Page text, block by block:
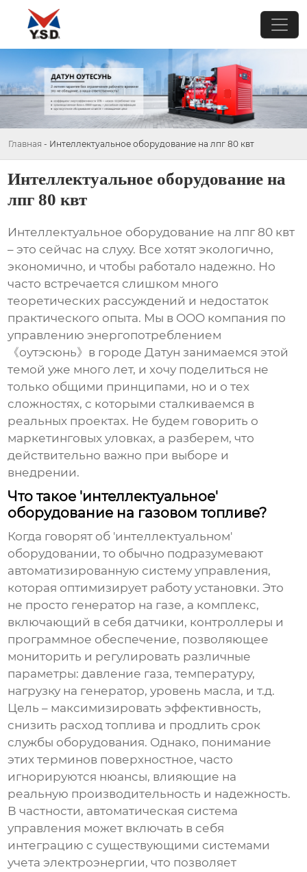
Главная - Интеллектуальное оборудование на лпг 80 квт
Интеллектуальное оборудование на
лпг 80 квт
Интеллектуальное оборудование на лпг 80 квт
– это сейчас на слуху. Все хотят экологично,
экономично, и чтобы работало надежно. Но
часто встречается слишком много
теоретических рассуждений и недостаток
практического опыта. Мы в OOO компания по
управлению энергопотреблением
《оутэсюнь》в городе Датун занимаемся этой
темой уже много лет, и хочу поделиться не
только общими принципами, но и о тех
сложностях, с которыми сталкиваемся в
реальных проектах. Не будем говорить о
маркетинговых уловках, а разберем, что
действительно важно при выборе и
внедрении.
Что такое 'интеллектуальное'
оборудование на газовом топливе?
Когда говорят об 'интеллектуальном'
оборудовании, то обычно подразумевают
автоматизированную систему управления,
которая оптимизирует работу установки. Это
не просто генератор на газе, а комплекс,
включающий в себя датчики, контроллеры и
программное обеспечение, позволяющее
мониторить и регулировать различные
параметры: давление газа, температуру,
нагрузку на генератор, уровень масла, и т.д.
Цель – максимизировать эффективность,
снизить расход топлива и продлить срок
службы оборудования. Однако, понимание
этих терминов поверхностное, часто
игнорируются нюансы, влияющие на
реальную производительность и надежность.
В частности, автоматическая система
управления может включать в себя
интеграцию с существующими системами
учета электроэнергии, что позволяет